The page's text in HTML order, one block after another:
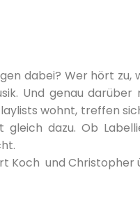
dabei? Wer hört
Und genau
wohnt, treffen
dazu. Ob
Koch und